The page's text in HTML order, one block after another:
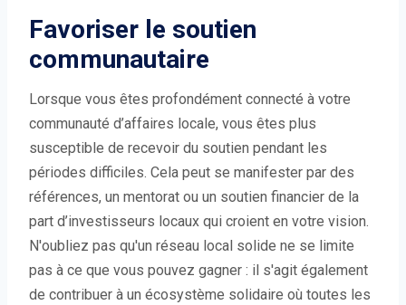
Favoriser le soutien
communautaire
Lorsque vous êtes profondément connecté à votre
communauté d’affaires locale, vous êtes plus
susceptible de recevoir du soutien pendant les
périodes difficiles. Cela peut se manifester par des
références, un mentorat ou un soutien financier de la
part d’investisseurs locaux qui croient en votre vision.
N'oubliez pas qu'un réseau local solide ne se limite
pas à ce que vous pouvez gagner : il s'agit également
de contribuer à un écosystème solidaire où toutes les